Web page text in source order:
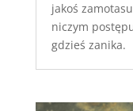
jakoś
niczym
gdzieś zanika.